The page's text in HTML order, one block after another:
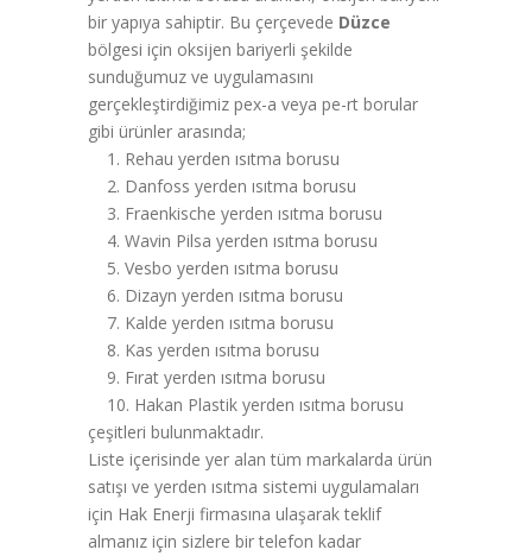
bir yapıya sahiptir. Bu çerçevede Düzce
bölgesi için oksijen bariyerli şekilde
sunduğumuz ve uygulamasını
gerçekleştirdiğimiz pex-a veya pe-rt borular
gibi ürünler arasında;
1. Rehau yerden ısıtma borusu
2. Danfoss yerden ısıtma borusu
3. Fraenkische yerden ısıtma borusu
4. Wavin Pilsa yerden ısıtma borusu
5. Vesbo yerden ısıtma borusu
6. Dizayn yerden ısıtma borusu
7. Kalde yerden ısıtma borusu
8. Kas yerden ısıtma borusu
9. Fırat yerden ısıtma borusu
10. Hakan Plastik yerden ısıtma borusu
çeşitleri bulunmaktadır.
Liste içerisinde yer alan tüm markalarda ürün
satışı ve yerden ısıtma sistemi uygulamaları
için Hak Enerji firmasına ulaşarak teklif
almanız için sizlere bir telefon kadar